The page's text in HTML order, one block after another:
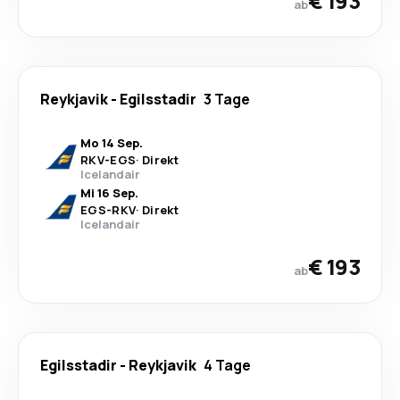
ab
Reykjavik- Egilsstadir 3 Tage
Mo 14 Sep.
RKV-EGS· Direkt
Icelandair
Mi 16 Sep.
EGS-RKV· Direkt
Icelandair
ab€ 193
Egilsstadir - Reykjavik 4 Tage